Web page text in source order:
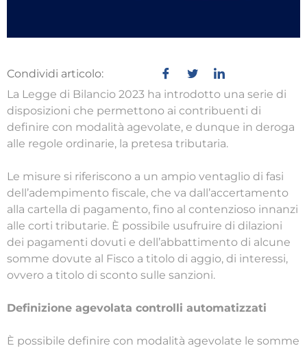
Condividi articolo:
La Legge di Bilancio 2023 ha introdotto una serie di
disposizioni che permettono ai contribuenti di
definire con modalità agevolate, e dunque in deroga
alle regole ordinarie, la pretesa tributaria.
Le misure si riferiscono a un ampio ventaglio di fasi
dell’adempimento fiscale, che va dall’accertamento
alla cartella di pagamento, fino al contenzioso innanzi
alle corti tributarie. È possibile usufruire di dilazioni
dei pagamenti dovuti e dell’abbattimento di alcune
somme dovute al Fisco a titolo di aggio, di interessi,
ovvero a titolo di sconto sulle sanzioni.
Definizione agevolata controlli automatizzati
È possibile definire con modalità agevolate le somme